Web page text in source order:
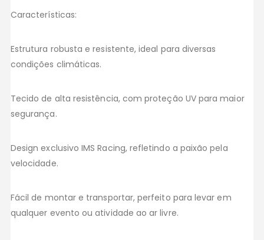
Características:
Estrutura robusta e resistente, ideal para diversas
condições climáticas.
Tecido de alta resistência, com proteção UV para maior
segurança.
Design exclusivo IMS Racing, refletindo a paixão pela
velocidade.
Fácil de montar e transportar, perfeito para levar em
qualquer evento ou atividade ao ar livre.